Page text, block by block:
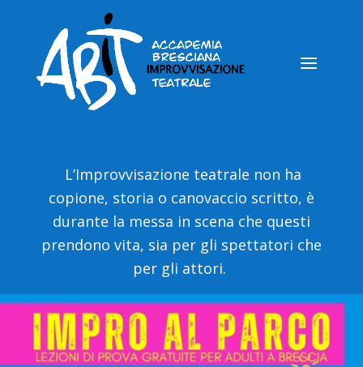
L’Improvvisazione teatrale non ha
copione, storia o canovaccio scritto, è
durante la messa in scena che questi
prendono vita, sia per gli spettatori che
per gli attori.